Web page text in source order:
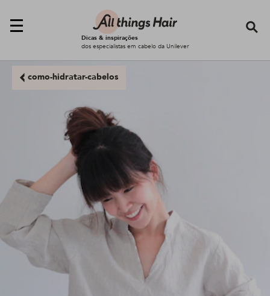
Dicas & inspirações
dos especialistas em cabelo da Unilever
como-hidratar-cabelos